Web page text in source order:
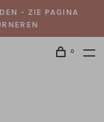
- ZIE PAGINA
0